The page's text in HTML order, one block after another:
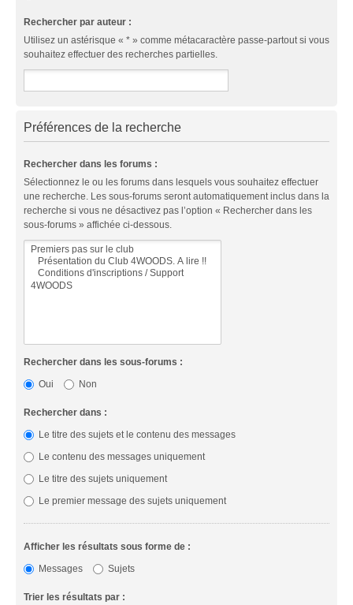
Rechercher par auteur :
Utilisez un astérisque « * » comme métacaractère passe-partout si vous
souhaitez effectuer des recherches partielles.
Préférences de la recherche
Rechercher dans les forums :
Sélectionnez le ou les forums dans lesquels vous souhaitez effectuer
une recherche. Les sous-forums seront automatiquement inclus dans la
recherche si vous ne désactivez pas l’option « Rechercher dans les
sous-forums » affichée ci-dessous.
Rechercher dans les sous-forums :
Oui
Non
Rechercher dans :
Le titre des sujets et le contenu des messages
Le contenu des messages uniquement
Le titre des sujets uniquement
Le premier message des sujets uniquement
Afficher les résultats sous forme de :
Messages
Sujets
Trier les résultats par :